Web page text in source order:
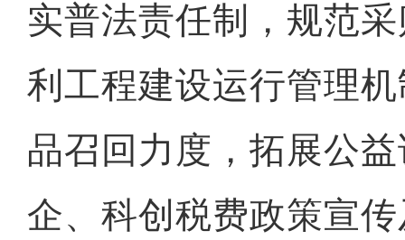
实普法责任制，规范
利工程建设运行管理
品召回力度，拓展公
企、科创税费政策宣